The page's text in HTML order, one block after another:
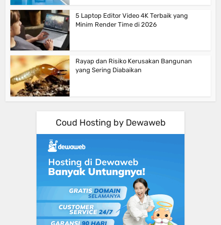
5 Laptop Editor Video 4K Terbaik yang
Minim Render Time di 2026
Rayap dan Risiko Kerusakan Bangunan
yang Sering Diabaikan
Coud Hosting by Dewaweb